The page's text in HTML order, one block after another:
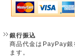
銀行振込
商品代金はPayPay銀
ます。